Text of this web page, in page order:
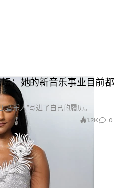
：她的新音乐事业目前都
乐人”写进了自己的履历。
1.2K 0